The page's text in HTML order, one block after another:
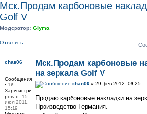
Мск.Продам карбоновые
Golf V
Модератор: Glyma
Ответить
Мск.Продам карбоновые
на зеркала Golf V
chan06 » 29 фев 2012, 09:25
Продаю карбоновые накладки на
Производство Германия.
chan06
Сообщения
: 16
Зарегистри
рован: 15
июл 2011,
15:19